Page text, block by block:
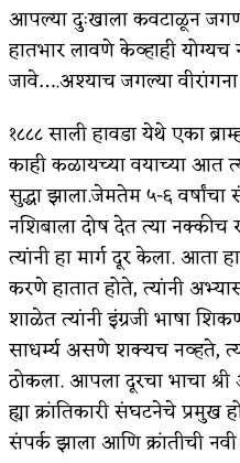
डेंग्यू: ताप
४ जुलै –
‘अर्थ’पूर्ण हास्य
अष्टपैलू : खंडू
अपूर्ण कथा
बुडीच खटलं –
आपल्या दुःखाला कवटाळून
हातभार लावणे केव्हाही योग्यच
जावे….अश्याच जगल्या वीरांगना
१८८८ साली हावडा येथे एका
काही कळायच्या वयाच्या आत
सुद्धा झाला.जेमतेम ५-६
नशिबाला दोष देत त्या
त्यांनी हा मार्ग दूर केला.
करणे हातात होते, त्यांनी
शाळेत त्यांनी इंग्रजी भाषा
साधर्म्य असणे शक्यच नव्हते,
ठोकला. आपला दूरचा भाचा
ह्या क्रांतिकारी संघटनेचे प्रमुख
संपर्क झाला आणि क्रांतीची